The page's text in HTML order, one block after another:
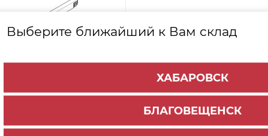
Выберите ближайший к Вам склад
ХАБАРОВСК
БЛАГОВЕЩЕНСК